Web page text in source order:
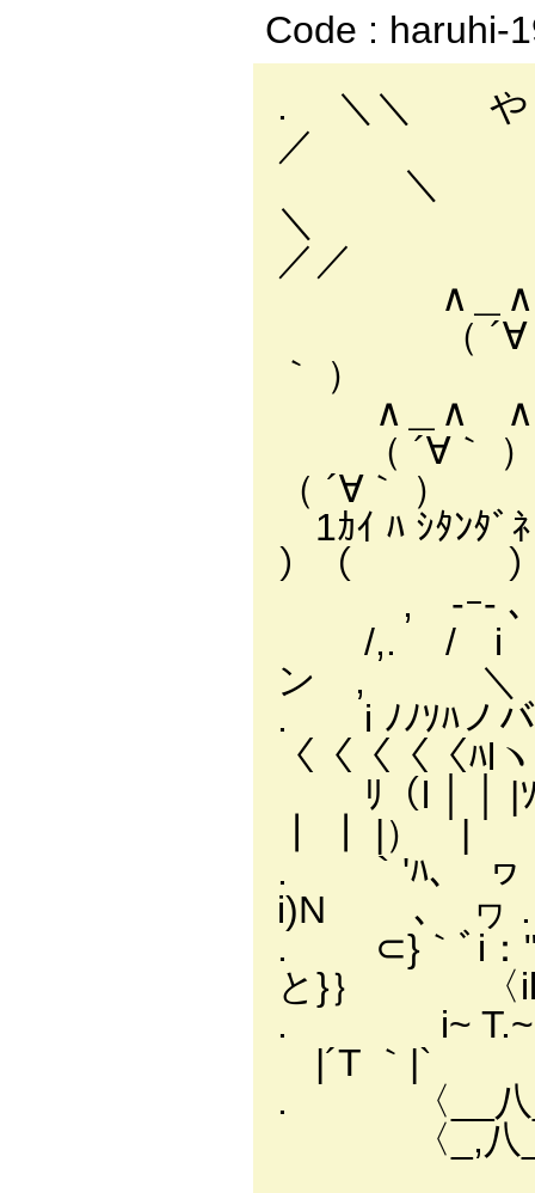
Code : haruhi-
. ＼＼ や
／
＼
／／
∧＿∧ ∧
（ ´∀｀ ）
｀ ）
∧＿∧ ∧
（ ´∀｀ ）（
（ ´∀｀ ）
1ｶｲ ﾊ ｼ
）（
, -ｰ- 、l .|
/,. / i ＼
ン , ＼
. i ﾉﾉｿﾊ
〈〈〈〈〈ﾊl
ﾘ（l │ │
┃ ┃ |） |
. ｀'ﾊ､
i)N ､ ヮ .
. ⊂}｀ﾞi
と}｝ 〈il^
. i~
|´T ｀|`
. 〈__八
〈_,八